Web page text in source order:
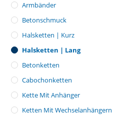
Armbänder
Betonschmuck
Halsketten | Kurz
Halsketten | Lang
Betonketten
Cabochonketten
Kette Mit Anhänger
Ketten Mit Wechselanhängern